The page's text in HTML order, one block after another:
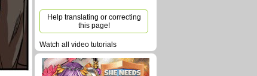
Help translating or correcting
this page!
Watch all video tutorials